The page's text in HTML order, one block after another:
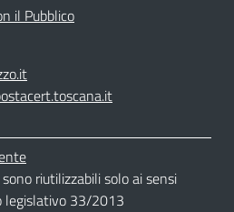
il Pubblico
riutilizzabili solo ai sensi
legislativo 33/2013